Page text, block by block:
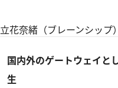
立花奈緒（ブレーンシップ）
国内外のゲートウェイと
生